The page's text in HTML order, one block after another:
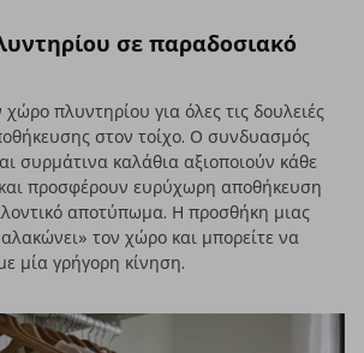
σε παραδοσιακό
πλυντηρίου για όλες τις δουλειές
στον τοίχο. Ο συνδυασμός
συρμάτινα καλάθια αξιοποιούν κάθε
προσφέρουν ευρύχωρη αποθήκευση
αποτύπωμα. Η προσθήκη μιας
τον χώρο και μπορείτε να
μία γρήγορη κίνηση.